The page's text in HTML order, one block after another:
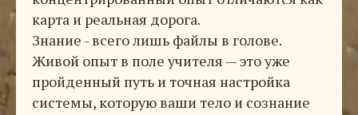
карта и реальная дорога.
Знание - всего лишь файлы в голове.
Живой опыт в поле учителя — это уже
пройденный путь и точная настройка
системы, которую ваши тело и сознание